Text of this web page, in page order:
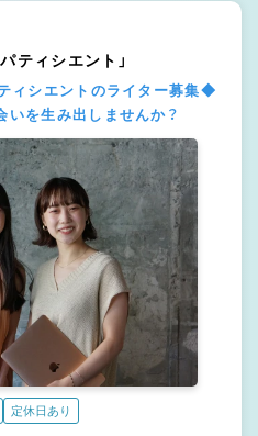
ティシエント」
ティシエントのライター募集◆
いを生み出しませんか？
定休日あり